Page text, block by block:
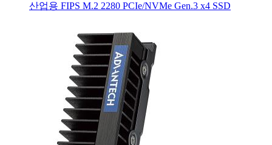
산업용 FIPS M.2 2280 PCIe/NVMe Gen.3 x4 SSD